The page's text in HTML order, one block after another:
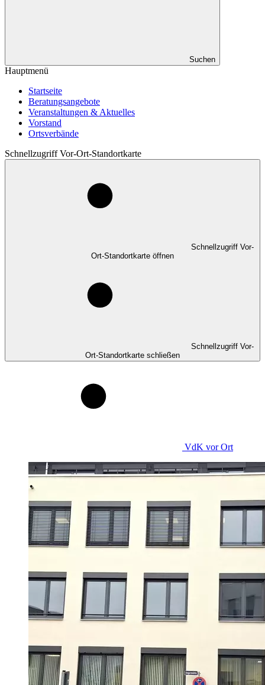
Suchen
Hauptmenü
Startseite
Beratungsangebote
Veranstaltungen & Aktuelles
Vorstand
Ortsverbände
Schnellzugriff Vor-Ort-Standortkarte
Schnellzugriff Vor-
Ort-Standortkarte öffnen
Schnellzugriff Vor-
Ort-Standortkarte schließen
VdK vor Ort